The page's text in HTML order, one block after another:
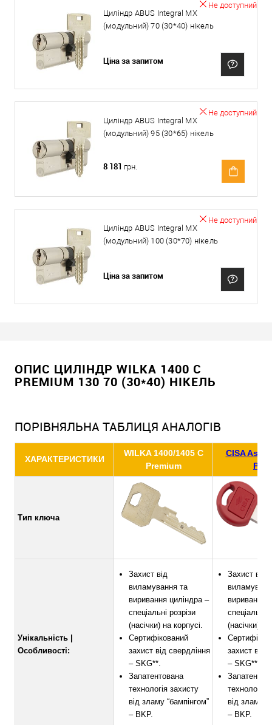
Циліндр ABUS Integral MX
(модульний) 70 (30*40) нікель
Не доступний
Ціна за запитом
Циліндр ABUS Integral MX
(модульний) 95 (30*65) нікель
Не доступний
8 181 грн.
Циліндр ABUS Integral MX
(модульний) 100 (30*70) нікель
Не доступний
Ціна за запитом
ОПИС ЦИЛІНДР WILKA 1400 C
PREMIUM 130 70 (30*40) НІКЕЛЬ
ПОРІВНЯЛЬНА ТАБЛИЦЯ АНАЛОГІВ
ХАРАКТЕРИСТИКИ
WILKA 1400/1405 C
Premium
CISA
PRO
Тип ключа
Унікальність |
Особливості:
Захист від
виламування та
виривання циліндра –
спеціальні розрізи
(насічки) на корпусі.
Сертифікований
захист від свердління
– SKG**.
Запатентована
технологія захисту
від зламу “бампінгом”
– BKP.
Захист від
виривання
спеціальні
(насічки)
захист від
– SKG**.
технологія
від зламу
– BKP.